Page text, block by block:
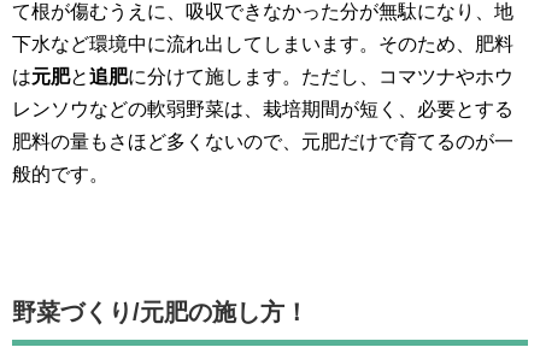
て根が傷むうえに、吸収できなかった分が無駄になり、地
下水など環境中に流れ出してしまいます。そのため、肥料
は元肥と追肥に分けて施します。ただし、コマツナやホウ
レンソウなどの軟弱野菜は、栽培期間が短く、必要とする
肥料の量もさほど多くないので、元肥だけで育てるのが一
般的です。
野菜づくり/元肥の施し方！